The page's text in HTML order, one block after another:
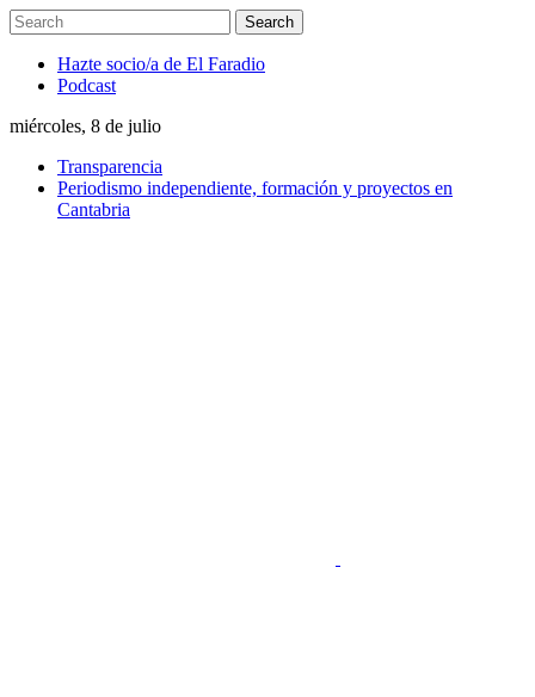
Hazte socio/a de El Faradio
Podcast
miércoles, 8 de julio
Transparencia
Periodismo independiente, formación y proyectos en
Cantabria